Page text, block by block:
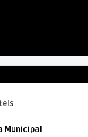
Municipal